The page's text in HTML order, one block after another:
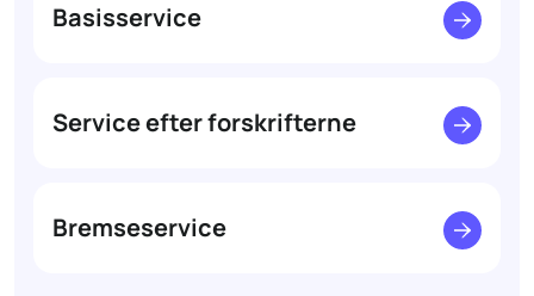
Basisservice
Service efter forskrifterne
Bremseservice